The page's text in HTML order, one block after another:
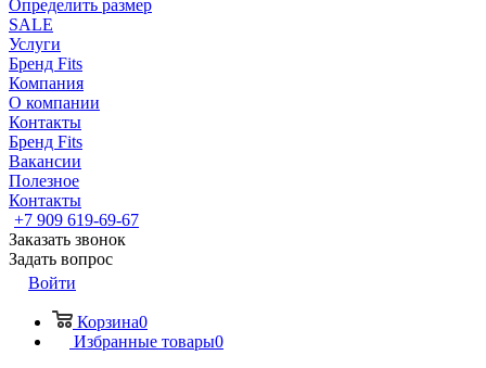
Определить размер
SALE
Услуги
Бренд Fits
Компания
О компании
Контакты
Бренд Fits
Вакансии
Полезное
Контакты
+7 909 619-69-67
Заказать звонок
Задать вопрос
Войти
Корзина0
Избранные товары0